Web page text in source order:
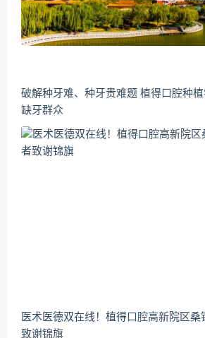
破解种牙难、种牙贵难题 植得口腔种
缺牙群众
医术医德双在线！植得口腔高新院区桑
致谢锦旗